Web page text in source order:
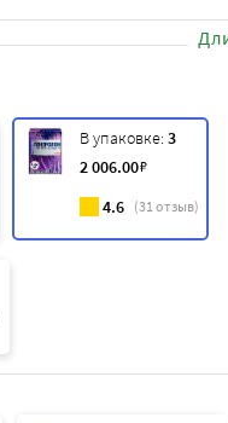
В упаковке: 3
2 006.00₽
4.6 (31отзыв)